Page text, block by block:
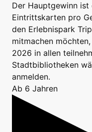
Der Hauptgewinn
Eintrittskarten pro
den Erlebnispark
mitmachen
2026 in allen
Stadtbibliotheken
anmelden.
Ab 6 Jahren